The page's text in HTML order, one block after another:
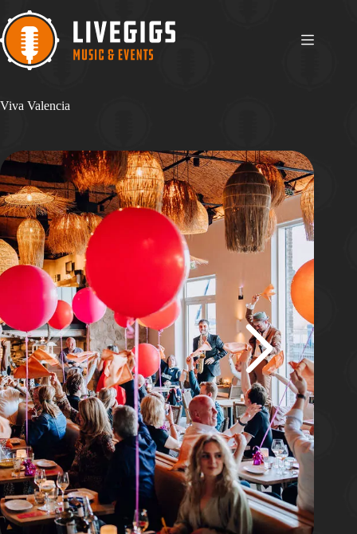
naar
de
inhoud
Viva Valencia